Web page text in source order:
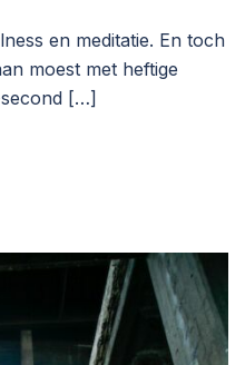
en meditatie. En toch
moest met heftige
second […]